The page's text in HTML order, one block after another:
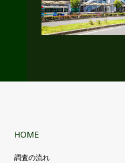
HOME
調査の流れ